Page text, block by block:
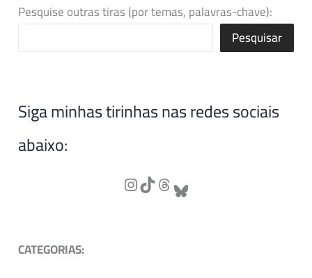
Pesquise outras tiras (por temas, palavras-chave):
Pesquisar
Siga minhas tirinhas nas redes sociais
abaixo:
CATEGORIAS: